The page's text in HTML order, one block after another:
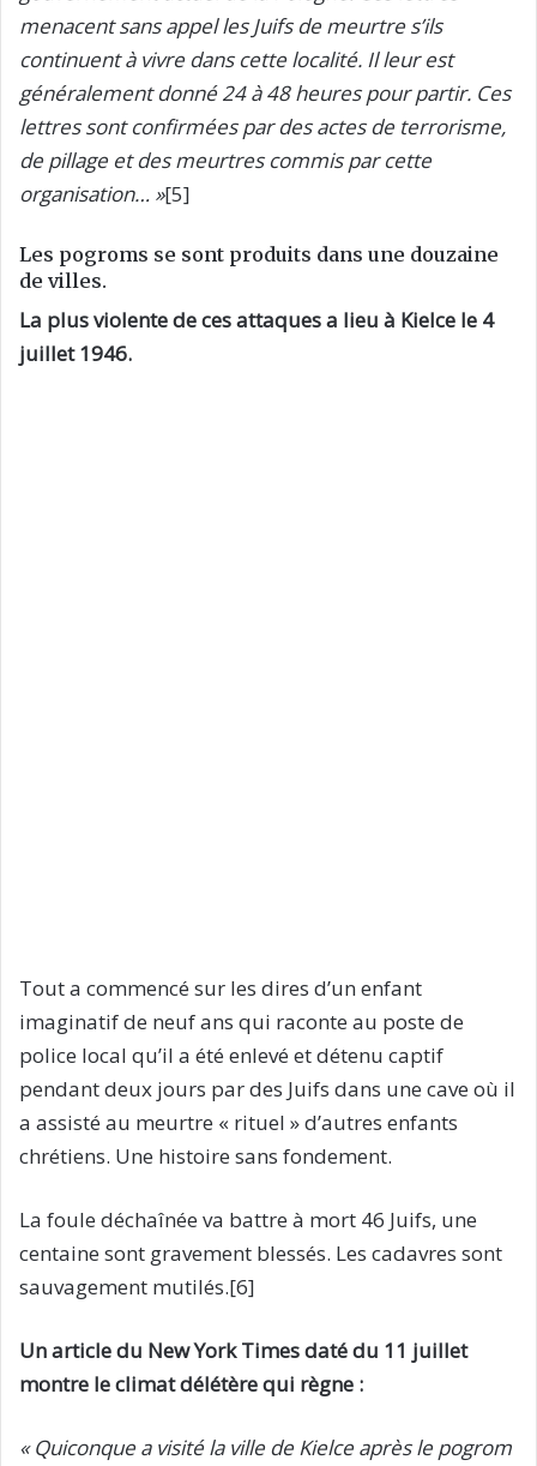
menacent sans appel les Juifs de meurtre s’ils
continuent à vivre dans cette localité. Il leur est
généralement donné 24 à 48 heures pour partir. Ces
lettres sont confirmées par des actes de terrorisme,
de pillage et des meurtres commis par cette
organisation… »[5]
Les pogroms se sont produits dans une douzaine
de villes.
La plus violente de ces attaques a lieu à Kielce le 4
juillet 1946.
Tout a commencé sur les dires d’un enfant
imaginatif de neuf ans qui raconte au poste de
police local qu’il a été enlevé et détenu captif
pendant deux jours par des Juifs dans une cave où il
a assisté au meurtre « rituel » d’autres enfants
chrétiens. Une histoire sans fondement.
La foule déchaînée va battre à mort 46 Juifs, une
centaine sont gravement blessés. Les cadavres sont
sauvagement mutilés.[6]
Un article du New York Times daté du 11 juillet
montre le climat délétère qui règne :
« Quiconque a visité la ville de Kielce après le pogrom